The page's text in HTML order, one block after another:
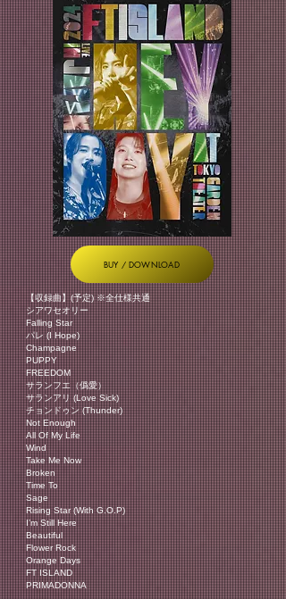
BUY / DOWNLOAD
【収録曲】(予定) ※全仕様共通
シアワセオリー
Falling Star
パレ (I Hope)
Champagne
PUPPY
FREEDOM
サランフエ（僞愛）
サランアリ (Love Sick)
チョンドゥン (Thunder)
Not Enough
All Of My Life
Wind
Take Me Now
Broken
Time To
Sage
Rising Star (With G.O.P)
I’m Still Here
Beautiful
Flower Rock
Orange Days
FT ISLAND
PRIMADONNA